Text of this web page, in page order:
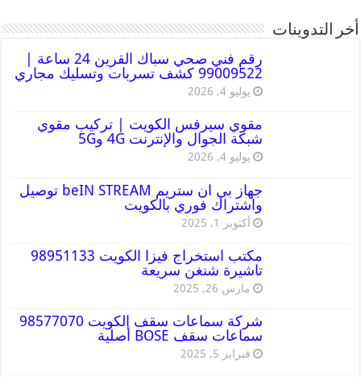
أخر التدوينات
رقم فني صحي سباك القرين 24 ساعة |
99009522 كشف تسربات وتسليك مجاري
يوليو 4, 2026
مقوي سيرفس الكويت | تركيب مقوي
شبكة الجوال والإنترنت 4G و5G
يوليو 4, 2026
جهاز بي ان ستريم beIN STREAM توصيل
واشتراك فوري بالكويت
أكتوبر 1, 2025
مكتب استخراج فيزا الكويت 98951133
تاشيرة شنغن سريعة
مارس 26, 2025
شركة سماعات سقف الكويت 98577070
سماعات سقف BOSE أصلية
فبراير 5, 2025